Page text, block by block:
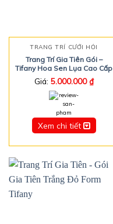
TRANG TRÍ CƯỚI HỎI
Trang Trí Gia Tiên Gói –
Tifany Hoa Sen Lụa Cao Cấp
Giá: 5.000.000₫
Xem chi tiết